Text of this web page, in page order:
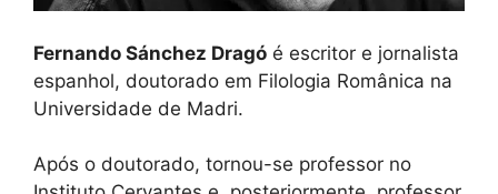
Fernando Sánchez Dragó é escritor e jornalista
espanhol, doutorado em Filologia Românica na
Universidade de Madri.
Após o doutorado, tornou-se professor no